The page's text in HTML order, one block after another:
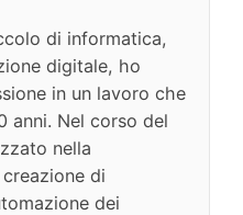
di informatica,
digitale, ho
in un lavoro che
anni. Nel corso del
nella
di
dei